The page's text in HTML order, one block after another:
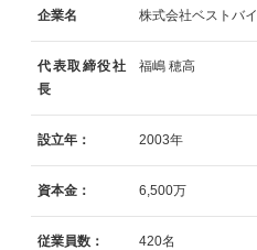
企業名 株式会社ベストバイ
代表取締役社
長
福嶋 穂高
設立年： 2003年
資本金： 6,500万
従業員数： 420名